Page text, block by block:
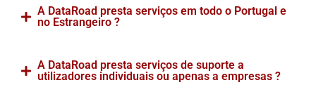
A DataRoad presta serviços em todo o Portugal e
no Estrangeiro ?
A DataRoad presta serviços de suporte a
utilizadores individuais ou apenas a empresas ?